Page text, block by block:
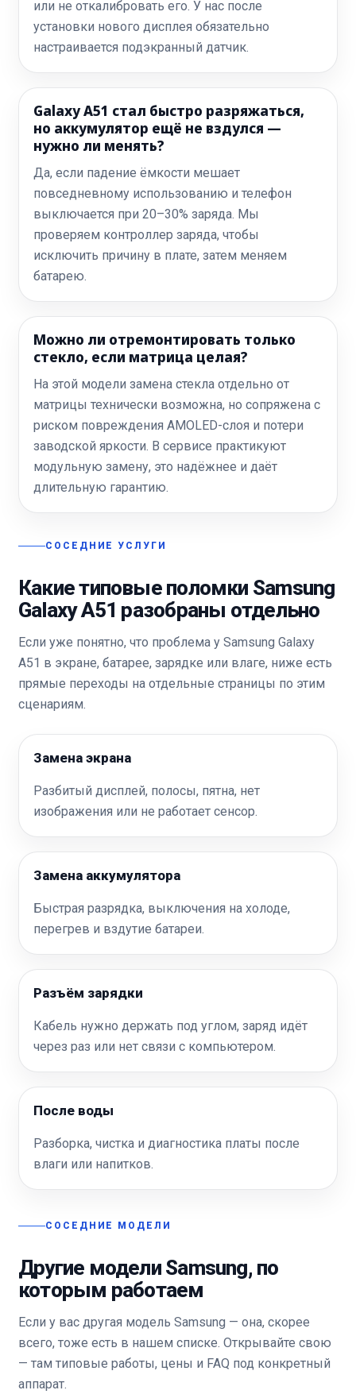
или не откалибровать его. У нас после
установки нового дисплея обязательно
настраивается подэкранный датчик.
Galaxy A51 стал быстро разряжаться,
но аккумулятор ещё не вздулся —
нужно ли менять?
Да, если падение ёмкости мешает
повседневному использованию и телефон
выключается при 20–30% заряда. Мы
проверяем контроллер заряда, чтобы
исключить причину в плате, затем меняем
батарею.
Можно ли отремонтировать только
стекло, если матрица целая?
На этой модели замена стекла отдельно от
матрицы технически возможна, но сопряжена с
риском повреждения AMOLED-слоя и потери
заводской яркости. В сервисе практикуют
модульную замену, это надёжнее и даёт
длительную гарантию.
СОСЕДНИЕ УСЛУГИ
Какие типовые поломки Samsung
Galaxy A51 разобраны отдельно
Если уже понятно, что проблема у Samsung Galaxy
A51 в экране, батарее, зарядке или влаге, ниже есть
прямые переходы на отдельные страницы по этим
сценариям.
Замена экрана
Разбитый дисплей, полосы, пятна, нет
изображения или не работает сенсор.
Замена аккумулятора
Быстрая разрядка, выключения на холоде,
перегрев и вздутие батареи.
Разъём зарядки
Кабель нужно держать под углом, заряд идёт
через раз или нет связи с компьютером.
После воды
Разборка, чистка и диагностика платы после
влаги или напитков.
СОСЕДНИЕ МОДЕЛИ
Другие модели Samsung, по
которым работаем
Если у вас другая модель Samsung — она, скорее
всего, тоже есть в нашем списке. Открывайте свою
— там типовые работы, цены и FAQ под конкретный
аппарат.